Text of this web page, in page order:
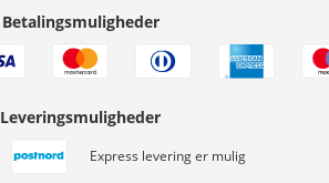
Betalingsmuligheder
Leveringsmuligheder
Express levering er mulig